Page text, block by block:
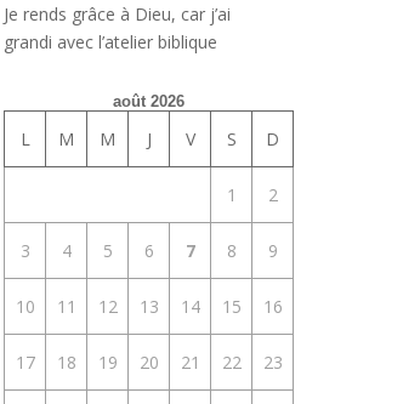
Je rends grâce à Dieu, car j’ai
grandi avec l’atelier biblique
août 2026
L M M J V S D
1 2
3 4 5 6 7 8 9
10 11 12 13 14 15 16
17 18 19 20 21 22 23